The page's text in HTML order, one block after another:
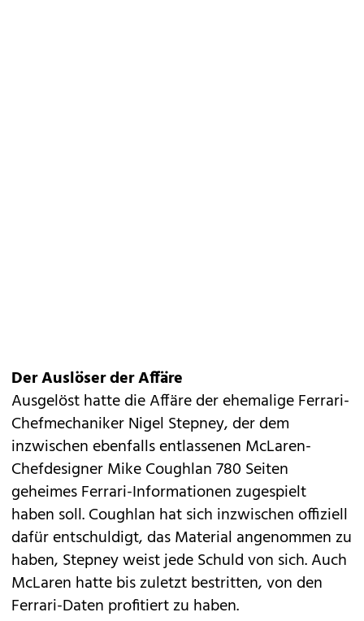
Der Auslöser der Affäre
Ausgelöst hatte die Affäre der ehemalige Ferrari-
Chefmechaniker Nigel Stepney, der dem
inzwischen ebenfalls entlassenen McLaren-
Chefdesigner Mike Coughlan 780 Seiten
geheimes Ferrari-Informationen zugespielt
haben soll. Coughlan hat sich inzwischen offiziell
dafür entschuldigt, das Material angenommen zu
haben, Stepney weist jede Schuld von sich. Auch
McLaren hatte bis zuletzt bestritten, von den
Ferrari-Daten profitiert zu haben.